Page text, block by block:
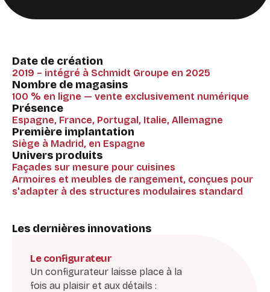
Date de création
2019 – intégré à Schmidt Groupe en 2025
Nombre de magasins
100 % en ligne — vente exclusivement numérique
Présence
Espagne, France, Portugal, Italie, Allemagne
Première implantation
Siège à Madrid, en Espagne
Univers produits
Façades sur mesure pour cuisines
Armoires et meubles de rangement, conçues pour
s'adapter à des structures modulaires standard
Les dernières innovations
Le configurateur
Un configurateur laisse place à la
fois au plaisir et aux détails :